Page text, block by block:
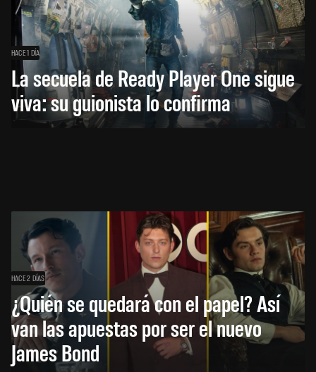
HACE 1 DÍA
La secuela de Ready Player One sigue
viva: su guionista lo confirma
HACE 2 DÍAS
¿Quién se quedará con el papel? Así
van las apuestas por ser el nuevo
James Bond